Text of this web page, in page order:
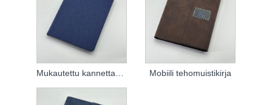
Mobiili tehomuistikirja